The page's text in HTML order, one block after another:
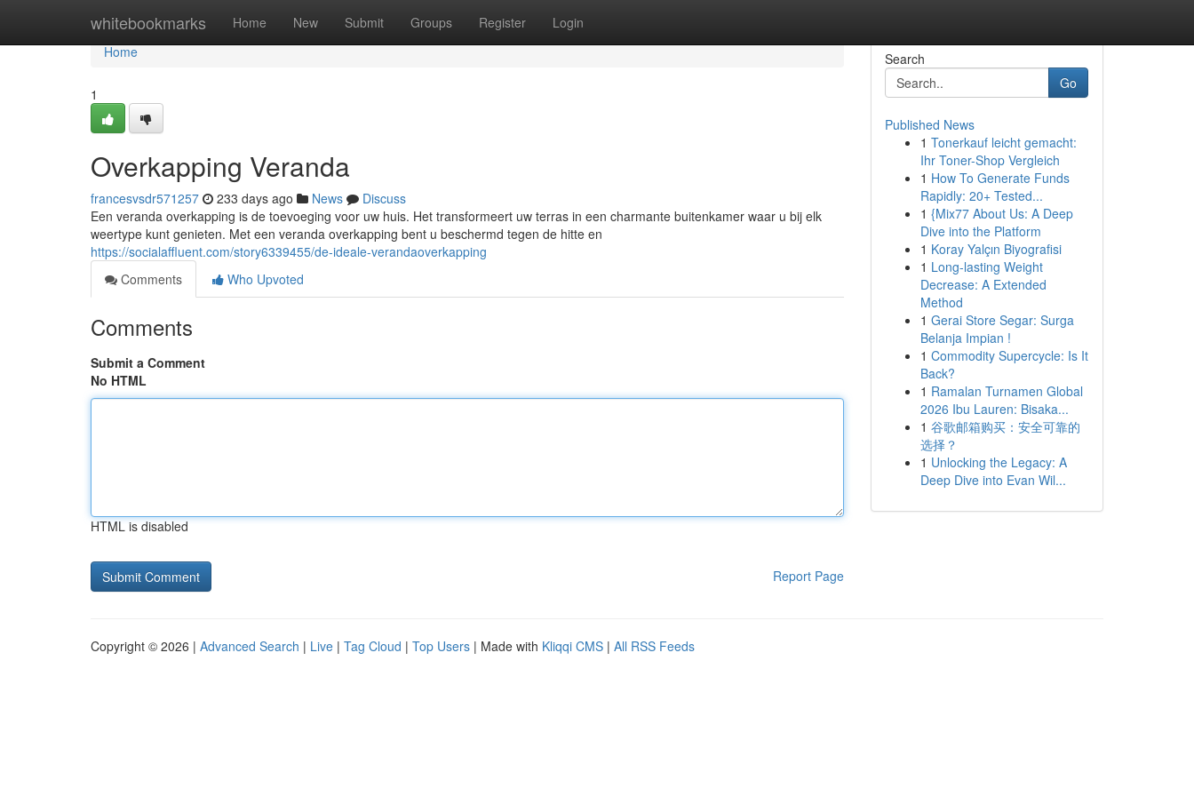
whitebookmarks Home New Submit Groups Register Login
Home
Home
1
Overkapping Veranda
francesvsdr571257 233 days ago News
Discuss
Een veranda overkapping is de toevoeging voor uw huis. Het transformeert uw terras in een charmante buitenkamer waar u bij elk
weertype kunt genieten. Met een veranda overkapping bent u beschermd tegen de hitte en
https://socialaffluent.com/story6339455/de-ideale-verandaoverkapping
Comments
Who Upvoted
Comments
Submit a Comment
No HTML
HTML is disabled
Report Page
Search
Go
Published News
1 Tonerkauf leicht gemacht:
Ihr Toner-Shop Vergleich
1 How To Generate Funds
Rapidly: 20+ Tested...
1 {Mix77 About Us: A Deep
Dive into the Platform
1 Koray Yalçın Biyografisi
1 Long-lasting Weight
Decrease: A Extended
Method
1 Gerai Store Segar: Surga
Belanja Impian !
1 Commodity Supercycle: Is It
Back?
1 Ramalan Turnamen Global
2026 Ibu Lauren: Bisaka...
1 谷歌邮箱购买：安全可靠的
选择？
1 Unlocking the Legacy: A
Deep Dive into Evan Wil...
Copyright © 2026 | Advanced Search | Live | Tag Cloud | Top Users | Made with Kliqqi CMS | All RSS Feeds